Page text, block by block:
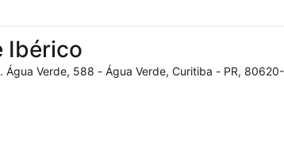
Ibérico
Água Verde, 588 - Água Verde, Curitiba - PR,